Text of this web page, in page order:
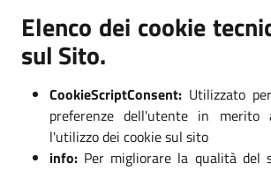
Elenco dei cookie
sul Sito.
CookieScriptConsent: Utilizzato
preferenze dell'utente in merito
l'utilizzo dei cookie sul sito
info: Per migliorare la qualità del